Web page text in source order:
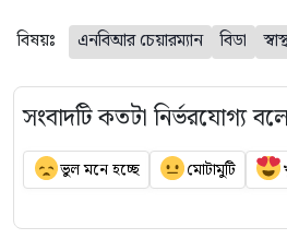
বিষয়ঃ এনবিআর চেয়ারম্যান বিডা
সংবাদটি কতটা নির্ভরযোগ্য
ভুল মনে হচ্ছে মোটামুটি